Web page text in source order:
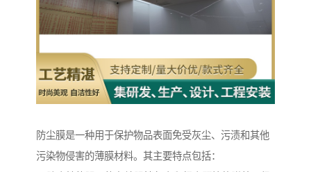
防尘膜是一种用于保护物品表面免受灰尘、污渍和其他
污染物侵害的薄膜材料。其主要特点包括：